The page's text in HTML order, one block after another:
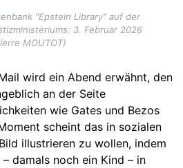
"Epstein Library" auf der
3. Februar 2026
MOUTOT)
wird ein Abend erwähnt, den
an der Seite
wie Gates und Bezos
scheint das in sozialen
illustrieren zu wollen, indem
damals noch ein Kind – in